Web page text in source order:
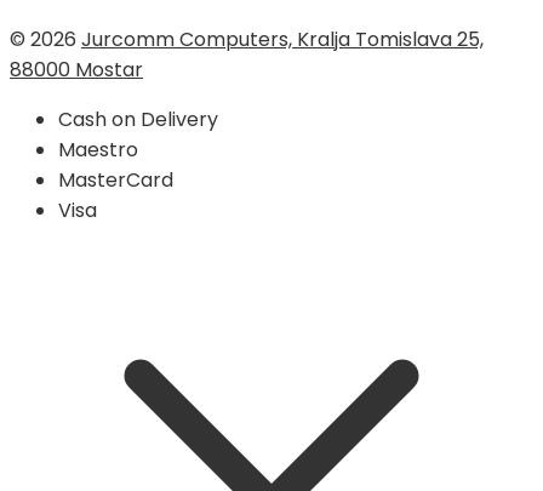
© 2026 Jurcomm Computers, Kralja Tomislava 25,
88000 Mostar
Cash on Delivery
Maestro
MasterCard
Visa